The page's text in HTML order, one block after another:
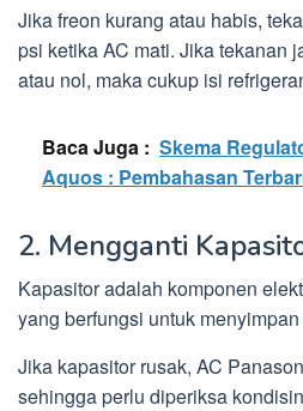
Jika freon kurang atau habis,
psi ketika AC mati. Jika tekanan
atau nol, maka cukup isi
Baca Juga : Skema
Aquos : Pembahasan
2. Mengganti
Kapasitor adalah komponen
yang berfungsi untuk
Jika kapasitor rusak, AC
sehingga perlu diperiksa